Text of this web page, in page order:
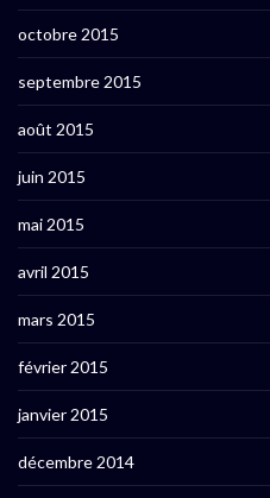
octobre 2015
septembre 2015
août 2015
juin 2015
mai 2015
avril 2015
mars 2015
février 2015
janvier 2015
décembre 2014